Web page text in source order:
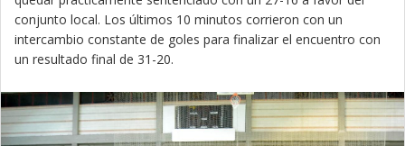
conjunto local. Los últimos 10 minutos corrieron con un
intercambio constante de goles para finalizar el encuentro con
un resultado final de 31-20.